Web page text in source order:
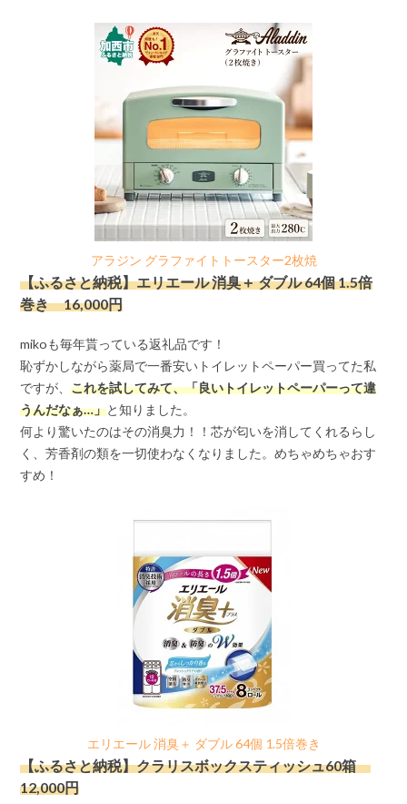
アラジン グラファイトトースター2枚焼
【ふるさと納税】エリエール 消臭＋ ダブル 64個 1.5倍
巻き 16,000円
mikoも毎年貰っている返礼品です！
恥ずかしながら薬局で一番安いトイレットペーパー買ってた私
ですが、これを試してみて、「良いトイレットペーパーって違
うんだなぁ…」と知りました。
何より驚いたのはその消臭力！！芯が匂いを消してくれるらし
く、芳香剤の類を一切使わなくなりました。めちゃめちゃおす
すめ！
エリエール 消臭＋ ダブル 64個 1.5倍巻き
【ふるさと納税】クラリスボックスティッシュ60箱
12,000円